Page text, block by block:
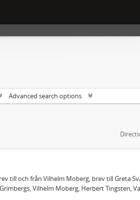
Advanced search options
till och från Vilhelm Moberg, brev till Greta
Vilhelm Moberg, Herbert Tingsten,